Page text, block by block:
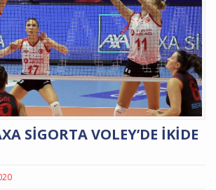
SİGORTA VOLEY’DE İKİDE